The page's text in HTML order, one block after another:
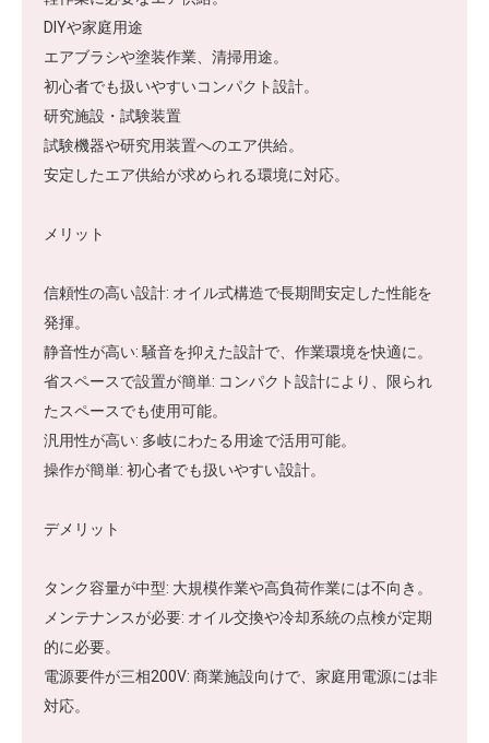
DIYや家庭用途
エアブラシや塗装作業、清掃用途。
初心者でも扱いやすいコンパクト設計。
研究施設・試験装置
試験機器や研究用装置へのエア供給。
安定したエア供給が求められる環境に対応。
メリット
信頼性の高い設計: オイル式構造で長期間安定した性能を
発揮。
静音性が高い: 騒音を抑えた設計で、作業環境を快適に。
省スペースで設置が簡単: コンパクト設計により、限られ
たスペースでも使用可能。
汎用性が高い: 多岐にわたる用途で活用可能。
操作が簡単: 初心者でも扱いやすい設計。
デメリット
タンク容量が中型: 大規模作業や高負荷作業には不向き。
メンテナンスが必要: オイル交換や冷却系統の点検が定期
的に必要。
電源要件が三相200V: 商業施設向けで、家庭用電源には非
対応。